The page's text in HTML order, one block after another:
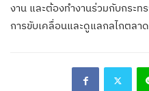
งาน และต้องทำงานร่วมกับกระ
การขับเคลื่อนและดูแลกลไกตลาด